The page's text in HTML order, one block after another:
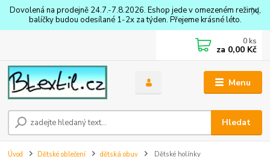
Dovolená na prodejně 24.7.-7.8.2026. Eshop jede v omezeném režimu,
balíčky budou odesílané 1-2x za týden. Přejeme krásné léto.
Menu
Hledat
0 ks
za 0,00 Kč
Úvod Dětské oblečení dětská obuv Dětské holínky